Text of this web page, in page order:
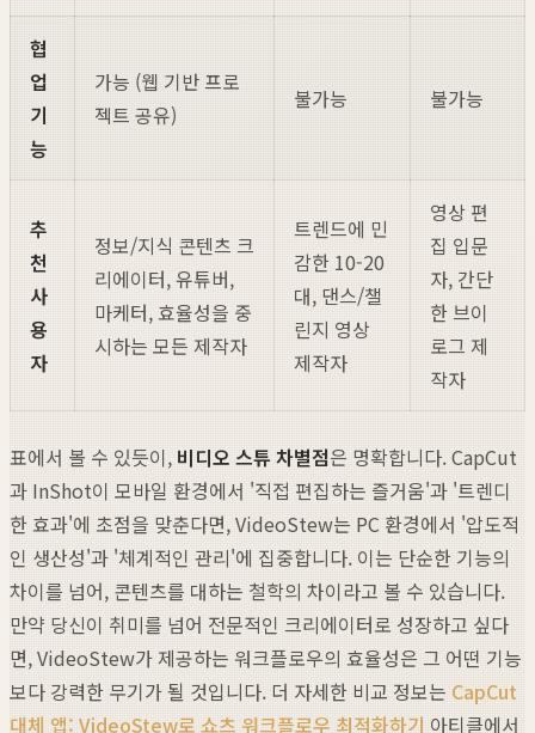
협
업
기
능
가능 (웹 기반 프로
젝트 공유)
불가능 불가능
추
천
사
용
자
정보/지식 콘텐츠 크
리에이터, 유튜버,
마케터, 효율성을 중
시하는 모든 제작자
트렌드에 민
감한 10-20
대, 댄스/챌
린지 영상
제작자
영상 편
집 입문
자, 간단
한 브이
로그 제
작자
표에서 볼 수 있듯이, 비디오 스튜 차별점은 명확합니다. CapCut
과 InShot이 모바일 환경에서 '직접 편집하는 즐거움'과 '트렌디
한 효과'에 초점을 맞춘다면, VideoStew는 PC 환경에서 '압도적
인 생산성'과 '체계적인 관리'에 집중합니다. 이는 단순한 기능의
차이를 넘어, 콘텐츠를 대하는 철학의 차이라고 볼 수 있습니다.
만약 당신이 취미를 넘어 전문적인 크리에이터로 성장하고 싶다
면, VideoStew가 제공하는 워크플로우의 효율성은 그 어떤 기능
보다 강력한 무기가 될 것입니다. 더 자세한 비교 정보는 CapCut
대체 앱: VideoStew로 쇼츠 워크플로우 최적화하기 아티클에서